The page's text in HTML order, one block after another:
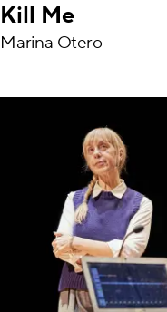
Kill Me
Marina Otero